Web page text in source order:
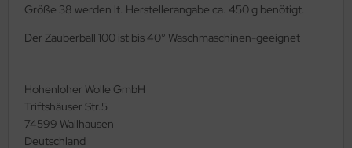
Größe 38 werden lt. Herstellerangabe ca. 450 g benötigt.
Der Zauberball 100 ist bis 40° Waschmaschinen-geeignet
Hohenloher Wolle GmbH
Triftshäuser Str.5
74599 Wallhausen
Deutschland